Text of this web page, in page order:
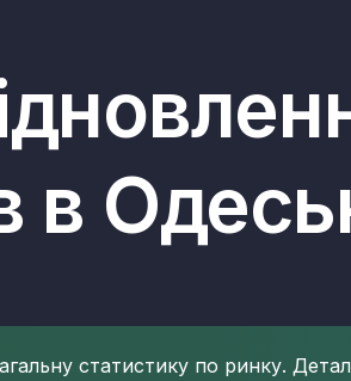
в
статистику по ринку.